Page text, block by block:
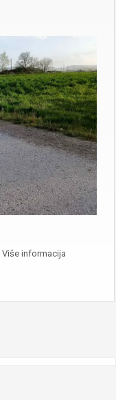
Više informacija